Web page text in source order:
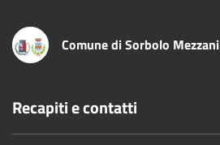
Comune di Sorbolo Mezzani
Recapiti e contatti